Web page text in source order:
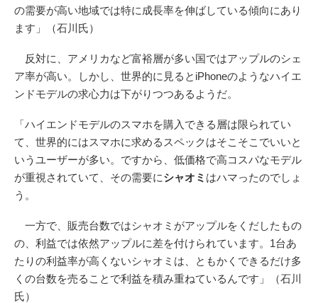
の需要が高い地域では特に成長率を伸ばしている傾向にあり
ます」（石川氏）
反対に、アメリカなど富裕層が多い国ではアップルのシェ
ア率が高い。しかし、世界的に見るとiPhoneのようなハイエ
ンドモデルの求心力は下がりつつあるようだ。
「ハイエンドモデルのスマホを購入できる層は限られてい
て、世界的にはスマホに求めるスペックはそこそこでいいと
いうユーザーが多い。ですから、低価格で高コスパなモデル
が重視されていて、その需要にシャオミ はハマったのでしょ
う。
一方で、販売台数ではシャオミがアップルをくだしたもの
の、利益では依然アップルに差を付けられています。1台あ
たりの利益率が高くないシャオミは、ともかくできるだけ多
くの台数を売ることで利益を積み重ねているんです」（石川
氏）